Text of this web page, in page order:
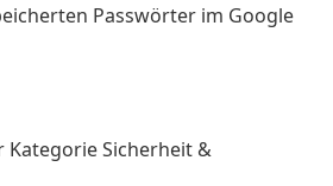
Passwörter im Google
Kategorie Sicherheit &